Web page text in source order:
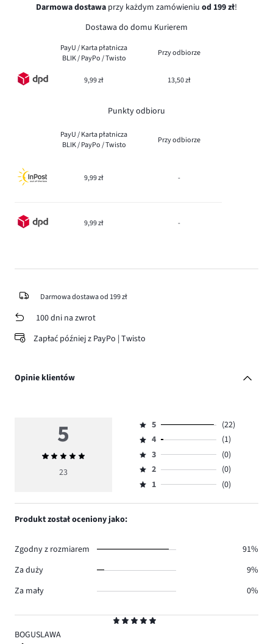
Darmowa dostawa przy każdym zamówieniu od 199 zł!
Dostawa do domu Kurierem
PayU / Karta płatnicza
BLIK / PayPo / Twisto
Przy odbiorze
9,99 zł 13,50 zł
Punkty odbioru
PayU / Karta płatnicza
BLIK / PayPo / Twisto
Przy odbiorze
9,99 zł -
9,99 zł -
Darmowa dostawa od 199 zł
100 dni na zwrot
Zapłać później z PayPo | Twisto
Opinie klientów
5
BOGUSLAWA
5
Średnia
ocena
23
Ocena
5,
ilość
głosów
22.
5
(22)
Ocena
4,
ilość
głosów
4
(1)
Ocena
3,
ilość
3
(0)
Ocena
2,
2
(0)
Ocena
1,
1 (0)
Produkt został oceniony jako:
Zgodny z rozmiarem
91%
Za duży
9%
Za mały
0%